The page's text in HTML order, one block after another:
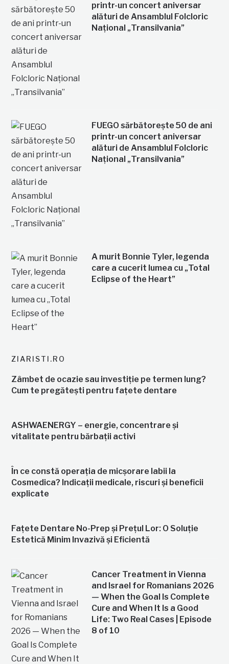
printr-un concert aniversar
alături de Ansamblul Folcloric
Național „Transilvania”
FUEGO sărbătorește 50 de ani
printr-un concert aniversar
alături de Ansamblul Folcloric
Național „Transilvania”
A murit Bonnie Tyler, legenda
care a cucerit lumea cu „Total
Eclipse of the Heart”
ZIARISTI.RO
Zâmbet de ocazie sau investiție pe termen lung?
Cum te pregătești pentru fațete dentare
ASHWAENERGY – energie, concentrare și
vitalitate pentru bărbații activi
În ce constă operația de micșorare labii la
Cosmedica? Indicații medicale, riscuri și beneficii
explicate
Fațete Dentare No-Prep și Prețul Lor: O Soluție
Estetică Minim Invazivă și Eficientă
Cancer Treatment in Vienna
and Israel for Romanians 2026
— When the Goal Is Complete
Cure and When It Is a Good
Life: Two Real Cases | Episode
8 of 10